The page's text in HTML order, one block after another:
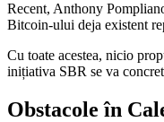
Recent, Anthony
Bitcoin-ului deja existent
Cu toate acestea, nicio
inițiativa SBR se va
Obstacole în